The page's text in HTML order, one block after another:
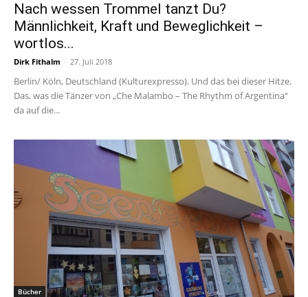
Nach wessen Trommel tanzt Du?
Männlichkeit, Kraft und Beweglichkeit –
wortlos...
Dirk Fithalm - 27. Juli 2018
Berlin/ Köln, Deutschland (Kulturexpresso). Und das bei dieser Hitze.
Das, was die Tänzer von „Che Malambo – The Rhythm of Argentina“
da auf die...
Bücher